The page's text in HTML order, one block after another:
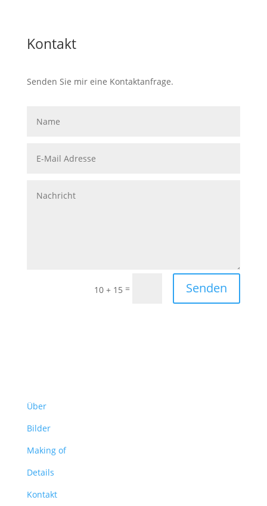
Kontakt
Senden Sie mir eine Kontaktanfrage.
10 + 15 = Senden
Über
Bilder
Making of
Details
Kontakt